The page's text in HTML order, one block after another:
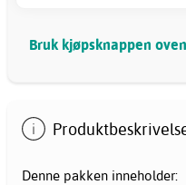
Bruk kjøpsknappen
Denne pakken inneholder: